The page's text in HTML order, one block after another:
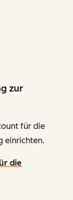
zur
für die
einrichten.
die